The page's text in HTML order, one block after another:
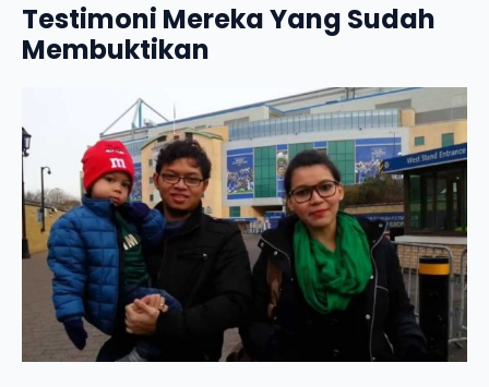
Testimoni Mereka Yang Sudah
Membuktikan